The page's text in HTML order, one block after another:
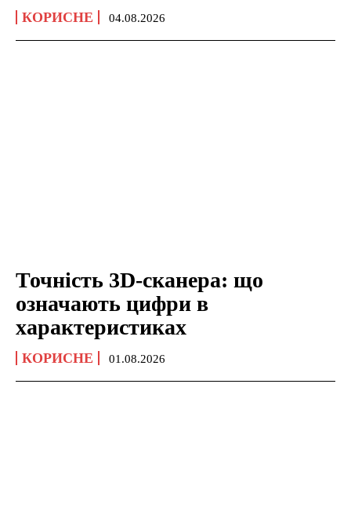
КОРИСНЕ 04.08.2026
Точність 3D-сканера: що
означають цифри в
характеристиках
КОРИСНЕ 01.08.2026